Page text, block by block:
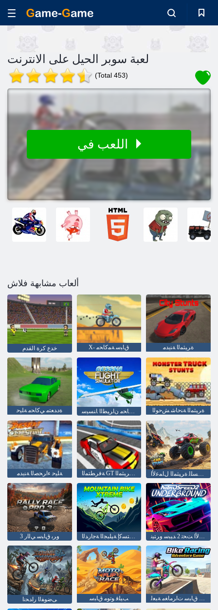
لعبة سوبر الحيل على الانترنت
(Total 453)
ألعاب مشابهة فلاش
خدع كرة القدم X- ﻕﺎﺒﺳ ﺔﻤﻛﺎﺤﻣ ﺓﺮﻴﺜﻤﻟﺍ ﺔﻨﻳﺪﻣ
ﺓﺩﺪﻌﺘﻣ ﻲﻛﺎﺤﻣ ﺔﻠﻴﺣ ﺓﺮﻴﺜﻤﻟﺍ ﺔﻨﺣﺎﺷ ﺶﺣﻮﻟﺍ
ﺔﻠﻴﺣ ءﺍﺮﺤﺼﻟﺍ ﺔﻨﻳﺪﻣ ﺔﻓﺮﻄﺘﻤﻟﺍ GT ﺕﺍﺭﺎﻴﺳ ﺔﻨﻳﺪﻣ ﺓﺮﻴﺜﻤﻟﺍ ﺔﻴﻠﺒﺠﻟﺍ ﺕﺍﺭﺎﻴﺴﻠﻟ ﺓﺮﻴﺜﻤﻟﺍ ﻝﺎﻤﻋﻷ ﺍ
3 ﻭﺮﺑ ﻕﺎﺒﺳ ﻲﻟﺍﺭ ﻢﻳﺮﺘﺴﻛﺇ ﺔﻴﻠﺒﺠﻟﺍ ﺔﺟﺍﺭﺪﻟﺍ ﺽﺭﻷ ﺍ ﺖﺤﺗ 2 ﺪﻴﺒﺳ ﻭﺮﺘﻴﻧ
ﻰﺿﻮﻔﻟﺍ ﺭﺍﺪﺤﻧﺍ ﺐﻴﻠﻓ ﻮﺗﻮﻣ ﻕﺎﺒﺳ ﺕﺎﺟﺍﺭﺪﻟﺍ ﻕﺎﺒﺳ ﺕﺍﺮﻣﺎﻐﻣ ﺔﺒﻌﻟ